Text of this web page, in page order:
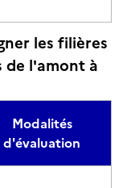
les filières
de l'amont à
Modalités
d'évaluation